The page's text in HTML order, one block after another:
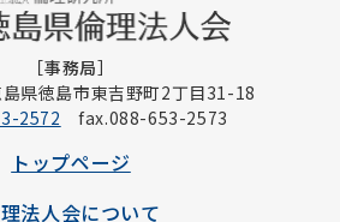
［事務局］
県徳島市東吉野町2丁目31-18
2572 fax.088-653-2573
トップページ
法人会について